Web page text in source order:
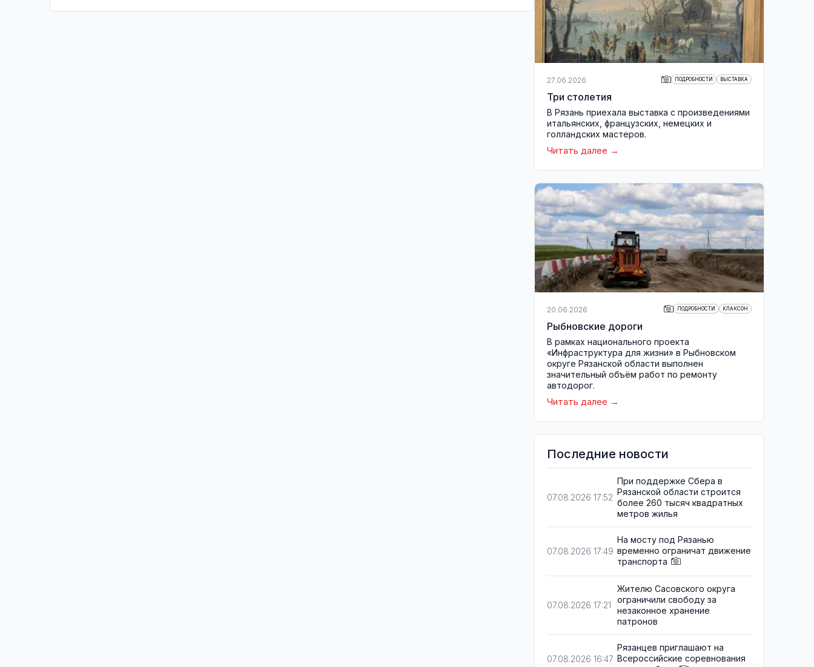
27.06.2026 ПОДРОБНОСТИ ВЫСТАВКА
Три столетия
В Рязань приехала выставка с произведениями
итальянских, французских, немецких и
голландских мастеров.
Читать далее
20.06.2026 ПОДРОБНОСТИ КЛАКСОН
Рыбновские дороги
В рамках национального проекта
«Инфраструктура для жизни» в Рыбновском
округе Рязанской области выполнен
значительный объём работ по ремонту
автодорог.
Читать далее
Последние новости
07.08.2026 17:52
При поддержке Сбера в
Рязанской области строится
более 260 тысяч квадратных
метров жилья
07.08.2026 17:49
На мосту под Рязанью
временно ограничат движение
транспорта
07.08.2026 17:21
Жителю Сасовского округа
ограничили свободу за
незаконное хранение
патронов
07.08.2026 16:47
Рязанцев приглашают на
Всероссийские соревнования